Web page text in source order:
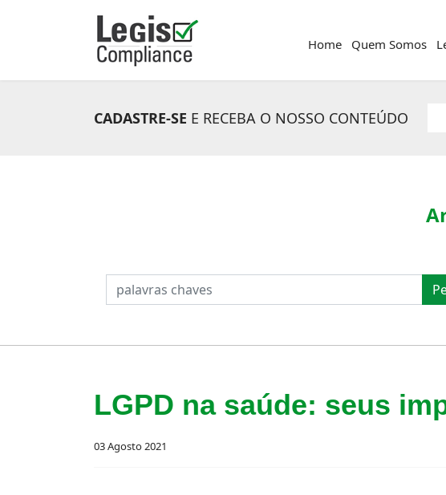
Home Quem Somos
CADASTRE-SE E RECEBA O NOSSO CONTEÚDO
PESQUISAR
LGPD na saúde: seus
03 Agosto 2021